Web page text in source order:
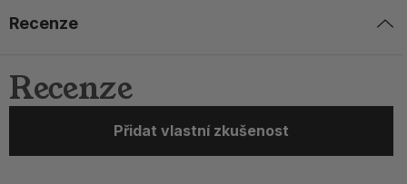
Recenze
Recenze
Přidat vlastní zkušenost